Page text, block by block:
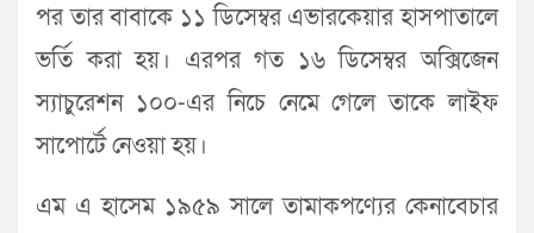
পর তার বাবাকে ১১ ডিসেম্বর এভারকেয়ার হাসপাতালে
ভর্তি করা হয়। এরপর গত ১৬ ডিসেম্বর অক্সিজেন
স্যাচুরেশন ১০০-এর নিচে নেমে গেলে তাকে লাইফ
সাপোর্টে নেওয়া হয়।
এম এ হাসেম ১৯৫৯ সালে তামাকপণ্যের কেনাবেচার